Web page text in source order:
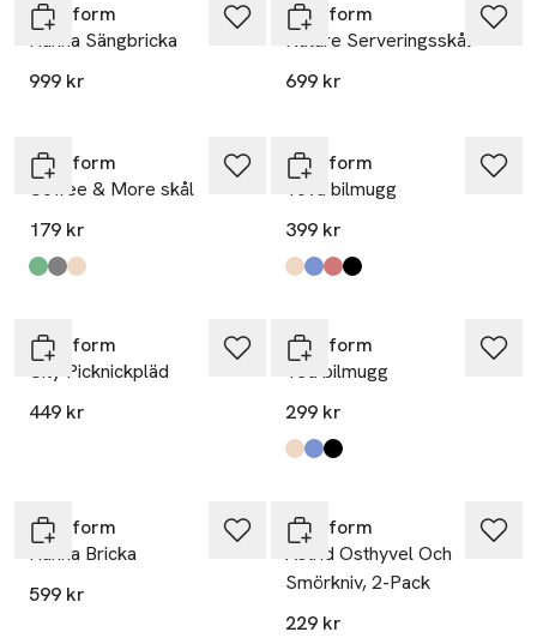
Sagaform
Hanna Sängbricka
999 kr
Sagaform
Nature Serveringsskål
699 kr
Sagaform
Coffee & More skål
179 kr
Produkten finns i färgerna:
Green,
Grey,
Beige,
Sagaform
Tova bilmugg
399 kr
Produkten finns i färgerna:
Beige Pantone Warm Gray 3c
Blå Pantone 2379c
Vinröd Pantone 7624c
Svart,
Sagaform
City Picknickpläd
449 kr
Sagaform
Ted bilmugg
299 kr
Produkten finns i färgerna:
Beige Pantone Warm Gray 3c
Blå Pantone 2379c
Svart,
Sagaform
Hanna Bricka
599 kr
Sagaform
Astrid Osthyvel Och
Smörkniv, 2-Pack
229 kr